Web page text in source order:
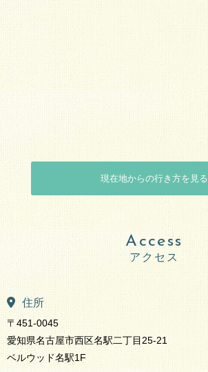
現在地からの行き方を見る
Access
住所
〒451-0045
愛知県名古屋市西区名駅二丁目25-21
ベルウッド名駅1F